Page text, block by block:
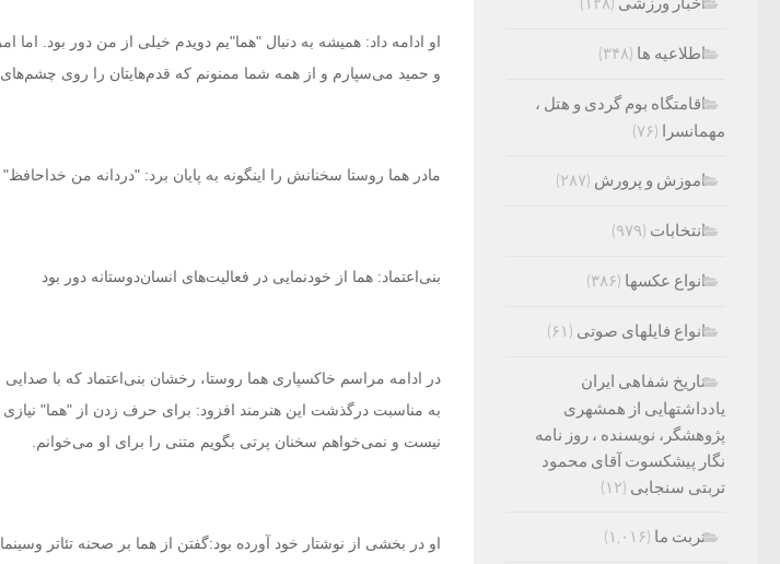
او ادامه داد: همیشه به دنبال "هما"یم دویدم خیلی از من دور بود.
و حمید می‌سپارم و از همه شما ممنونم که قدم‌هایتان را روی چشم‌های
مادر هما روستا سخنانش را اینگونه به پایان برد: "دردانه من خداحافظ"
بنی‌اعتماد: هما از خودنمایی در فعالیت‌های انسان‌دوستانه دور بود
در ادامه مراسم خاکسپاری هما روستا، رخشان بنی‌اعتماد که با
به مناسبت درگذشت این هنرمند افزود: برای حرف زدن از "هما"
نیست‌ و نمی‌خواهم سخنان پرتی بگویم متنی را برای او می‌خوانم.
او در بخشی از نوشتار خود آورده بود:گفتن از هما بر صحنه تئاتر
اطلاعیه ها (۳۴۸)
اقامتگاه بوم گردی و هتل ،
مهمانسرا (۷۶)
اموزش و پرورش (۲۸۷)
انتخابات (۹۷۹)
انواع عکسها (۳۸۶)
انواع فایلهای صوتی (۶۱)
تاریخ شفاهی ایران
یادداشتهایی از همشهری
پژوهشگر، نویسنده ، روز نامه
نگار پیشکسوت آقای محمود
تربتی سنجابی (۱۲)
تربت ما (۱,۰۱۶)